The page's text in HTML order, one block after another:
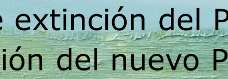
Instituto
Confucio